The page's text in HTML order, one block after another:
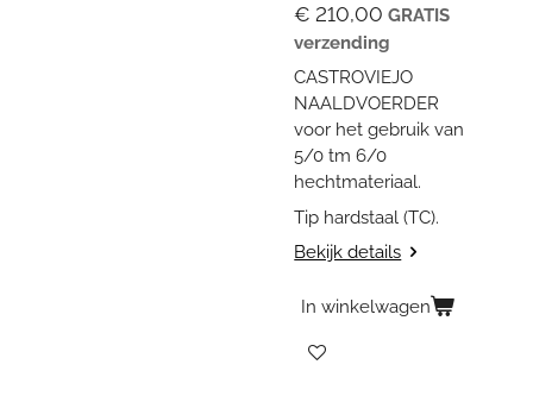
€ 210,00 GRATIS
verzending
CASTROVIEJO
NAALDVOERDER
voor het gebruik van
5/0 tm 6/0
hechtmateriaal.
Tip hardstaal (TC).
Bekijk details
In winkelwagen